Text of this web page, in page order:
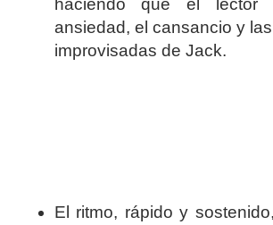
haciendo que el lector
ansiedad, el cansancio y
improvisadas de Jack.
El ritmo, rápido y